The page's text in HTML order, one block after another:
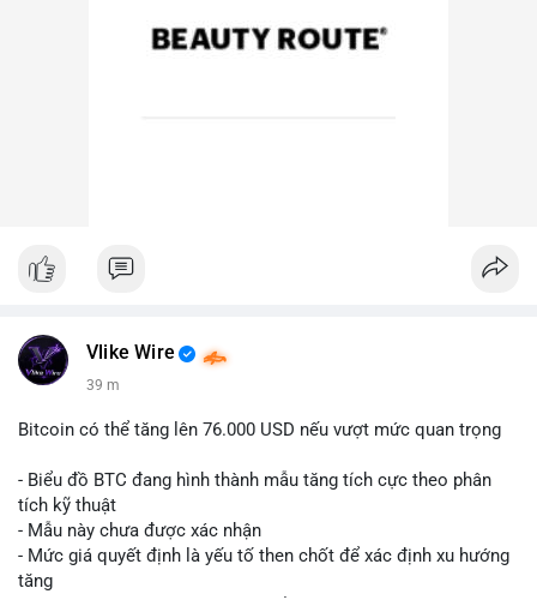
Vlike Wire
39 m
Bitcoin có thể tăng lên 76.000 USD nếu vượt mức quan trọng
- Biểu đồ BTC đang hình thành mẫu tăng tích cực theo phân
tích kỹ thuật
- Mẫu này chưa được xác nhận
- Mức giá quyết định là yếu tố then chốt để xác định xu hướng
tăng